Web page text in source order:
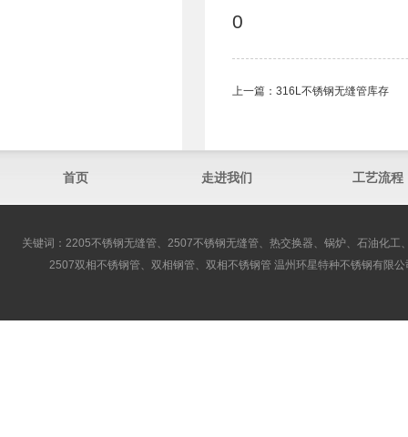
0
上一篇： 316L不锈钢无缝管库存
首页 走进我们 工艺流程
关键词：2205不锈钢无缝管、2507不锈钢无缝管、热交换器、锅炉、石油化
2507双相不锈钢管、双相钢管、双相不锈钢管 温州环星特种不锈钢有限